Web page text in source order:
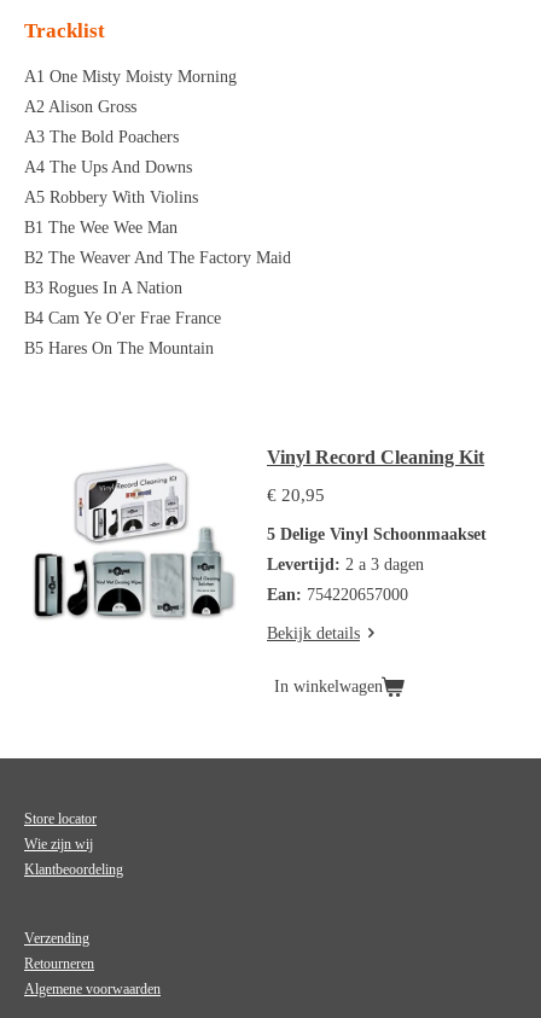
Tracklist
A1 One Misty Moisty Morning
A2 Alison Gross
A3 The Bold Poachers
A4 The Ups And Downs
A5 Robbery With Violins
B1 The Wee Wee Man
B2 The Weaver And The Factory Maid
B3 Rogues In A Nation
B4 Cam Ye O'er Frae France
B5 Hares On The Mountain
Vinyl Record Cleaning Kit
€ 20,95
5 Delige Vinyl Schoonmaakset
Levertijd: 2 a 3 dagen
Ean: 754220657000
Bekijk details
In winkelwagen
Store locator
Wie zijn wij
Klantbeoordeling
Verzending
Retourneren
Algemene voorwaarden